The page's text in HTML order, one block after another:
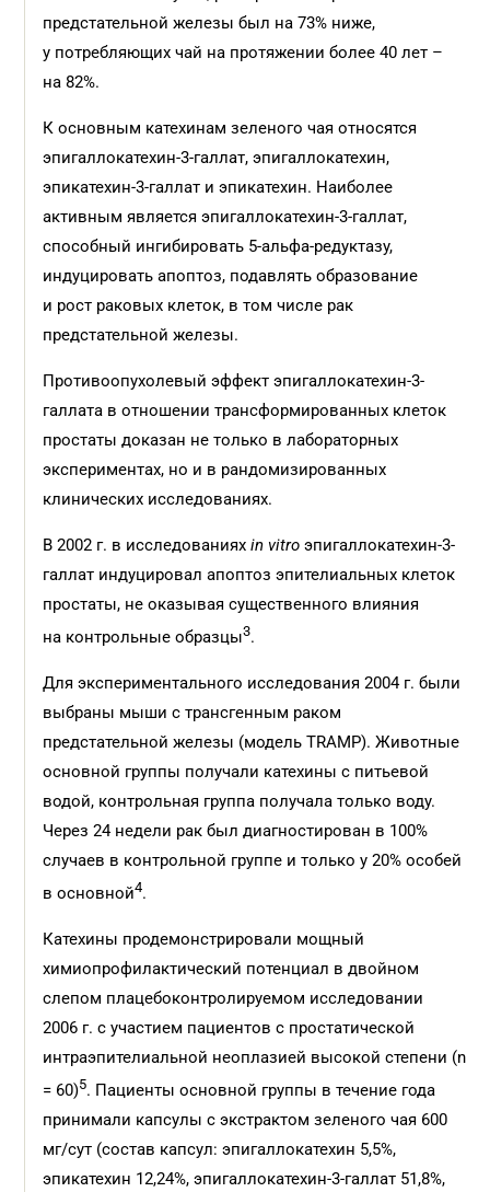
предстательной железы был на 73% ниже,
у потребляющих чай на протяжении более 40 лет –
на 82%.
К основным катехинам зеленого чая относятся
эпигаллокатехин-3-галлат, эпигаллокатехин,
эпикатехин-3-галлат и эпикатехин. Наиболее
активным является эпигаллокатехин-3-галлат,
способный ингибировать 5-альфа-редуктазу,
индуцировать апоптоз, подавлять образование
и рост раковых клеток, в том числе рак
предстательной железы.
Противоопухолевый эффект эпигаллокатехин-3-
галлата в отношении трансформированных клеток
простаты доказан не только в лабораторных
экспериментах, но и в рандомизированных
клинических исследованиях.
В 2002 г. в исследованияхin vitroэпигаллокатехин-3-
галлат индуцировал апоптоз эпителиальных клеток
простаты, не оказывая существенного влияния
на контрольные образцы3.
Для экспериментального исследования 2004 г. были
выбраны мыши с трансгенным раком
предстательной железы (модель TRAMP). Животные
основной группы получали катехины с питьевой
водой, контрольная группа получала только воду.
Через 24 недели рак был диагностирован в 100%
случаев в контрольной группе и только у 20% особей
в основной4.
Катехины продемонстрировали мощный
химиопрофилактический потенциал в двойном
слепом плацебоконтролируемом исследовании
2006 г. с участием пациентов с простатической
интраэпителиальной неоплазией высокой степени (n
= 60)5. Пациенты основной группы в течение года
принимали капсулы с экстрактом зеленого чая 600
мг/сут (состав капсул: эпигаллокатехин 5,5%,
эпикатехин 12,24%, эпигаллокатехин-3-галлат 51,8%,